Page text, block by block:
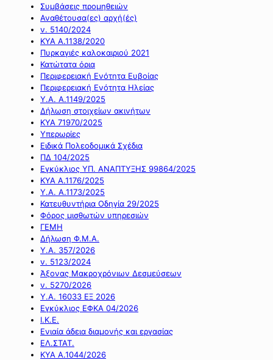
Συμβάσεις προμηθειών
Αναθέτουσα(ες) αρχή(ές)
ν. 5140/2024
ΚΥΑ Α.1138/2020
Πυρκαγιές καλοκαιριού 2021
Κατώτατα όρια
Περιφερειακή Ενότητα Ευβοίας
Περιφερειακή Ενότητα Ηλείας
Υ.Α. Α.1149/2025
Δήλωση στοιχείων ακινήτων
ΚΥΑ 71970/2025
Υπερωρίες
Ειδικά Πολεοδομικά Σχέδια
ΠΔ 104/2025
Εγκύκλιος ΥΠ. ΑΝΑΠΤΥΞΗΣ 99864/2025
ΚΥΑ Α.1176/2025
Υ.Α. Α.1173/2025
Κατευθυντήρια Οδηγία 29/2025
Φόρος μισθωτών υπηρεσιών
ΓΕΜΗ
Δήλωση Φ.Μ.Α.
Υ.Α. 357/2026
ν. 5123/2024
Άξονας Μακροχρόνιων Δεσμεύσεων
ν. 5270/2026
Υ.Α. 16033 ΕΞ 2026
Εγκύκλιος ΕΦΚΑ 04/2026
Ι.Κ.Ε.
Ενιαία άδεια διαμονής και εργασίας
ΕΛ.ΣΤΑΤ.
ΚΥΑ Α.1044/2026